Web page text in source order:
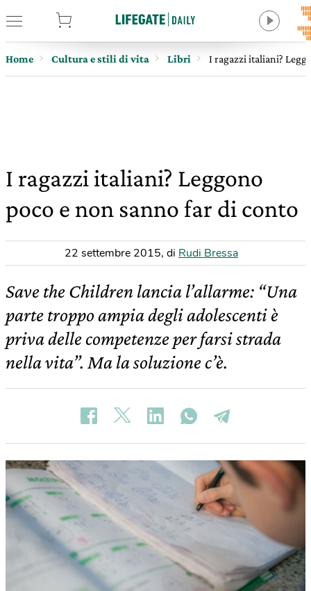
Home Cultura e stili di vita Libri I ragazzi italiani?
I ragazzi italiani? Leggono
poco e non sanno far di conto
22 settembre 2015, di Rudi Bressa
Save the Children lancia l’allarme: “Una
parte troppo ampia degli adolescenti è
priva delle competenze per farsi strada
nella vita”. Ma la soluzione c’è.